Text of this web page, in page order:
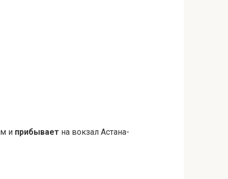
и прибывает на вокзал Астана-